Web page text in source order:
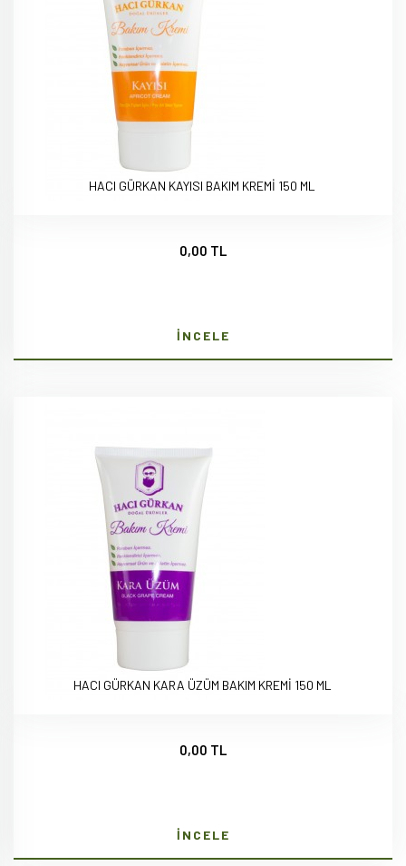
HACI GÜRKAN KAYISI BAKIM KREMİ 150 ML
0,00 TL
İNCELE
HACI GÜRKAN KARA ÜZÜM BAKIM KREMİ 150 ML
0,00 TL
İNCELE